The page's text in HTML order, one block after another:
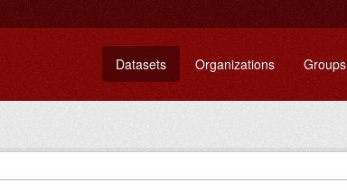
Datasets Organizations Groups